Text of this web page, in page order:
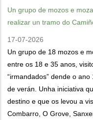
Un grupo de mozos e
realizar un tramo do
17-07-2026
Un grupo de 18 mozos e
entre os 18 e 35 anos,
“irmandados” dende o
de verán. Unha iniciativa
destino e que os levou a
Combarro, O Grove,